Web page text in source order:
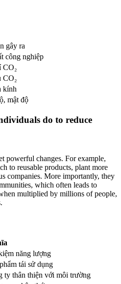
gây ra
công nghiệp
CO₂
CO₂
kính
mật độ
do to reduce
powerful changes. For example,
to reusable products, plant more
companies. More importantly, they
which often leads to
multiplied by millions of people,
năng lượng
tái sử dụng
ty thân thiện với môi trường